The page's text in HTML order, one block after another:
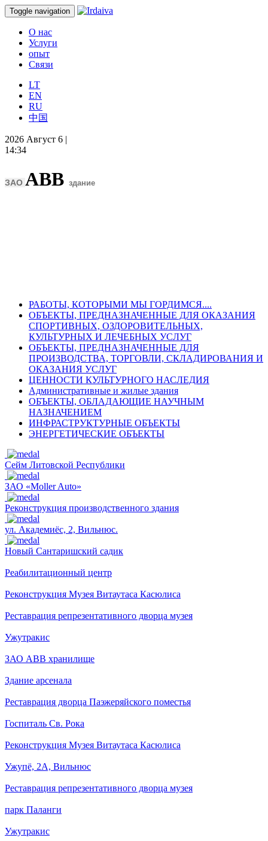
Toggle navigation
О нас
Услуги
опыт
Связи
LT
EN
RU
中国
2026 Август 6 |
14:34
ЗАО ABB здание
РАБОТЫ, КОТОРЫМИ МЫ ГОРДИМСЯ....
ОБЪЕКТЫ, ПРЕДНАЗНАЧЕННЫЕ ДЛЯ ОКАЗАНИЯ
СПОРТИВНЫХ, ОЗДОРОВИТЕЛЬНЫХ,
КУЛЬТУРНЫХ И ЛЕЧЕБНЫХ УСЛУГ
ОБЪЕКТЫ, ПРЕДНАЗНАЧЕННЫЕ ДЛЯ
ПРОИЗВОДСТВА, ТОРГОВЛИ, СКЛАДИРОВАНИЯ И
ОКАЗАНИЯ УСЛУГ
ЦЕННОСТИ КУЛЬТУРНОГО НАСЛЕДИЯ
Административные и жилые здания
ОБЪЕКТЫ, ОБЛАДАЮЩИЕ НАУЧНЫМ
НАЗНАЧЕНИЕМ
ИНФРАСТРУКТУРНЫЕ ОБЪЕКТЫ
ЭНЕРГЕТИЧЕСКИЕ ОБЪЕКТЫ
Сейм Литовской Республики
ЗАО «Moller Auto»
Реконструкция производственного здания
ул. Академиёс, 2, Вильнюс.
Новый Сантаришский садик
Pеабилитационный центр
Реконструкция Музея Витаутаса Касюлиса
Реставрация репрезентативного дворца музея
Ужутракис
ЗАО ABB хранилище
Здание арсенала
Реставрация дворца Паэжеряйского поместья
Госпиталь Св. Рока
Реконструкция Музея Витаутаса Касюлиса
Ужупё, 2А, Вильнюс
Реставрация репрезентативного дворца музея
парк Паланги
Ужутракис